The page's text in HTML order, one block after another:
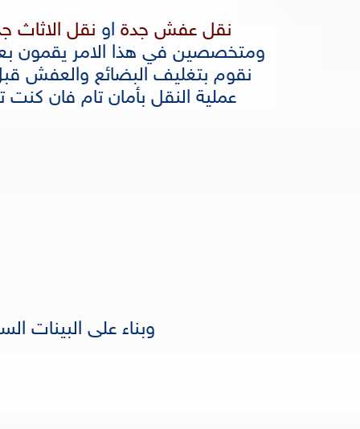
نقل عفش جدة او نقل الاثاث
ومتخصصين في هذا الامر يقمون
نقوم بتغليف البضائع والعفش
عملية النقل بأمان تام فان
وبناء على البينات